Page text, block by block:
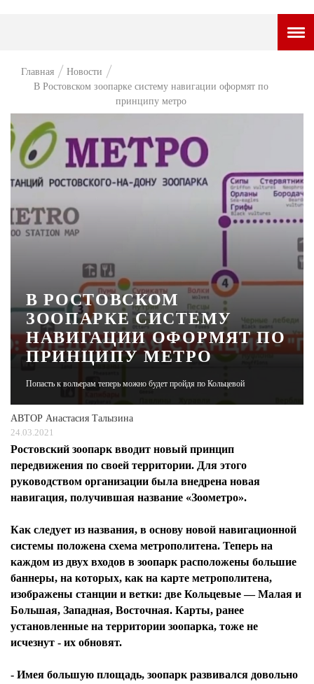
НОВОСТИ
ПРЕМЬЕРА
ТАМ И ТУТ
СТИЛЬ ЖИЗНИ
КУЛЬТ ЕДЫ
АФИША
ЖУРНАЛ
Главная
Новости
В Ростовском зоопарке систему навигации оформят по
принципу метро
В РОСТОВСКОМ
ЗООПАРКЕ СИСТЕМУ
НАВИГАЦИИ ОФОРМЯТ ПО
ПРИНЦИПУ МЕТРО
Попасть к вольерам теперь можно будет пройдя по Кольцевой
АВТОР Анастасия Талызина
24.03.2021
Ростовский зоопарк вводит новый принцип
передвижения по своей территории. Для этого
руководством организации была внедрена новая
навигация, получившая название «Зоометро».
Как следует из названия, в основу новой навигационной
системы положена схема метрополитена. Теперь на
каждом из двух входов в зоопарк расположены большие
баннеры, на которых, как на карте метрополитена,
изображены станции и ветки: две Кольцевые — Малая и
Большая, Западная, Восточная. Карты, ранее
установленные на территории зоопарка, тоже не
исчезнут - их обновят.
- Имея большую площадь, зоопарк развивался довольно